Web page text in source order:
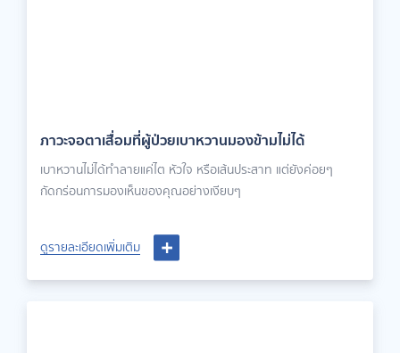
ภาวะจอตาเสื่อมที่ผู้ป่วยเบาหวานมองข้ามไม่ได้
เบาหวานไม่ได้ทำลายแค่ไต หัวใจ หรือเส้นประสาท แต่ยังค่อยๆ
กัดกร่อนการมองเห็นของคุณอย่างเงียบๆ
ดูรายละเอียดเพิ่มเติม